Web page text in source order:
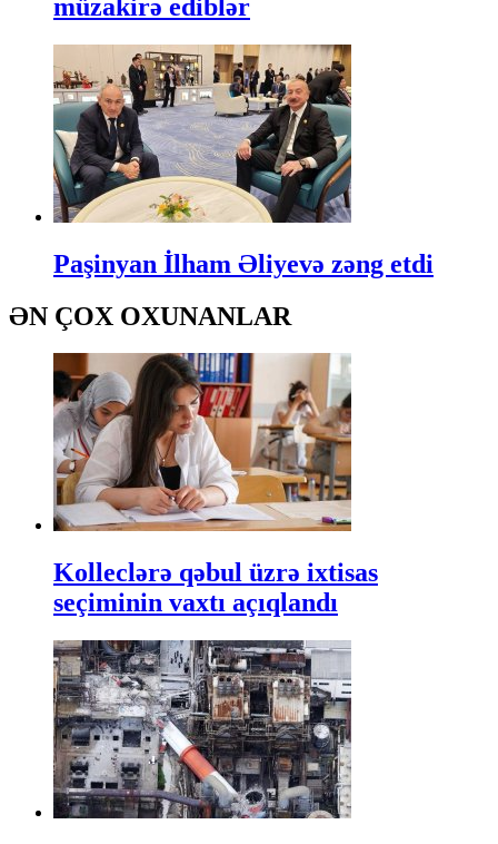
müzakirə ediblər
Paşinyan İlham Əliyevə zəng etdi
ƏN ÇOX OXUNANLAR
Kolleclərə qəbul üzrə ixtisas
seçiminin vaxtı açıqlandı